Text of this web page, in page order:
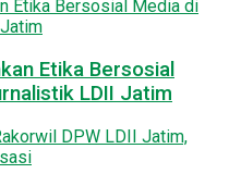
Etika Bersosial
LDII Jatim